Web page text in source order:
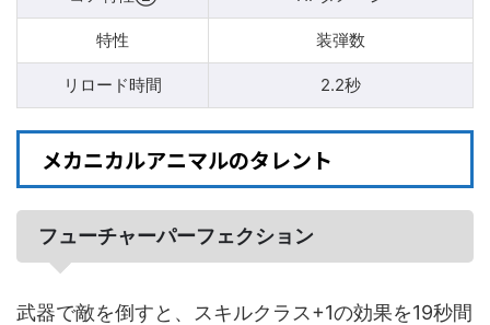
特性 装弾数
リロード時間 2.2秒
メカニカルアニマルのタレント
フューチャーパーフェクション
武器で敵を倒すと、スキルクラス+1の効果を19秒間